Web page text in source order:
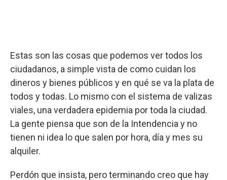
Estas son las cosas que podemos ver todos los
ciudadanos, a simple vista de como cuidan los
dineros y bienes públicos y en qué se va la plata de
todos y todas. Lo mismo con el sistema de valizas
viales, una verdadera epidemia por toda la ciudad.
La gente piensa que son de la Intendencia y no
tienen ni idea lo que salen por hora, día y mes su
alquiler.
Perdón que insista, pero terminando creo que hay